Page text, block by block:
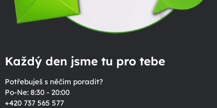
Každý den jsme tu pro tebe
Potřebuješ s něčím poradit?
Po-Ne: 8:30 - 20:00
+420 737 565 577